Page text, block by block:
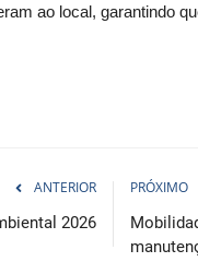
ao local, garantindo
ANTERIOR
2026
PRÓXIMO